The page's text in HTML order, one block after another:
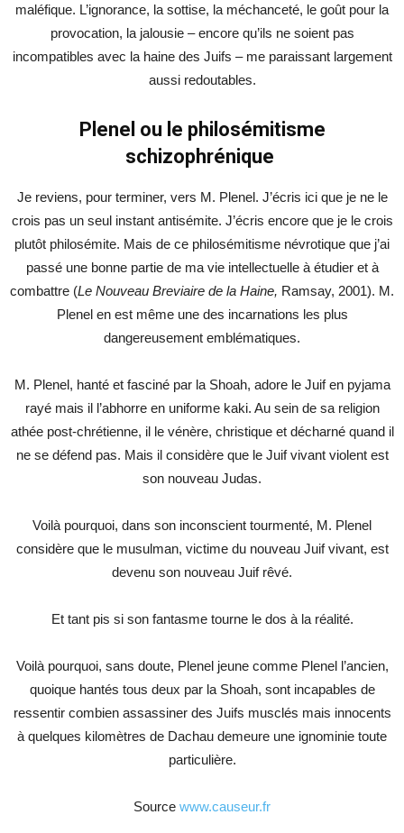
maléfique. L’ignorance, la sottise, la méchanceté, le goût pour la
provocation, la jalousie – encore qu’ils ne soient pas
incompatibles avec la haine des Juifs – me paraissant largement
aussi redoutables.
Plenel ou le philosémitisme
schizophrénique
Je reviens, pour terminer, vers M. Plenel. J’écris ici que je ne le
crois pas un seul instant antisémite. J’écris encore que je le crois
plutôt philosémite. Mais de ce philosémitisme névrotique que j’ai
passé une bonne partie de ma vie intellectuelle à étudier et à
combattre (Le Nouveau Breviaire de la Haine, Ramsay, 2001). M.
Plenel en est même une des incarnations les plus
dangereusement emblématiques.
M. Plenel, hanté et fasciné par la Shoah, adore le Juif en pyjama
rayé mais il l’abhorre en uniforme kaki. Au sein de sa religion
athée post-chrétienne, il le vénère, christique et décharné quand il
ne se défend pas. Mais il considère que le Juif vivant violent est
son nouveau Judas.
Voilà pourquoi, dans son inconscient tourmenté, M. Plenel
considère que le musulman, victime du nouveau Juif vivant, est
devenu son nouveau Juif rêvé.
Et tant pis si son fantasme tourne le dos à la réalité.
Voilà pourquoi, sans doute, Plenel jeune comme Plenel l’ancien,
quoique hantés tous deux par la Shoah, sont incapables de
ressentir combien assassiner des Juifs musclés mais innocents
à quelques kilomètres de Dachau demeure une ignominie toute
particulière.
Source www.causeur.fr